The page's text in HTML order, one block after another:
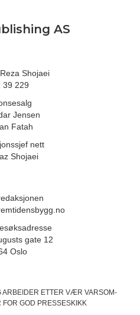
AS
Shojaei
39 229
Jensen
Fatah
nett
Shojaei
gate 12
Oslo
ETTER VÆR VARSOM-
FOR GOD PRESSESKIKK